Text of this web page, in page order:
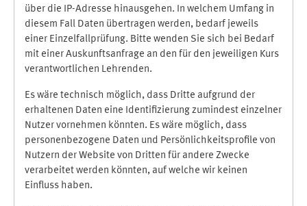
über die IP-Adresse hinausgehen. In welchem Umfang in
diesem Fall Daten übertragen werden, bedarf jeweils
einer Einzelfallprüfung. Bitte wenden Sie sich bei Bedarf
mit einer Auskunftsanfrage an den für den jeweiligen Kurs
verantwortlichen Lehrenden.
Es wäre technisch möglich, dass Dritte aufgrund der
erhaltenen Daten eine Identifizierung zumindest einzelner
Nutzer vornehmen könnten. Es wäre möglich, dass
personenbezogene Daten und Persönlichkeitsprofile von
Nutzern der Website von Dritten für andere Zwecke
verarbeitet werden könnten, auf welche wir keinen
Einfluss haben.